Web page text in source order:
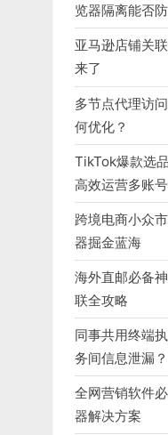
览器隔离能否
亚马逊店铺关
来了
多节点代理访
何优化？
TikTok爆款选
高效运营多账号
跨境电商小众
器掘金蓝海
海外直邮必备
联全攻略
同事共用终端
务间信息泄漏？
全网营销软件
器解决方案